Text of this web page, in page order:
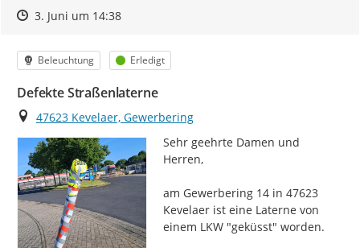
Zeitpunkt des Erstellens
Zeitpunkt des Erstellens
3. Juni um 14:38Zur Äußerung
Kategorie
Beleuchtung Status
Erledigt
Defekte Straßenlaterne
Ort
47623 Kevelaer, Gewerbering
Sehr geehrte Damen und
Herren,
am Gewerbering 14 in 47623
Kevelaer ist eine Laterne von
einem LKW "geküsst" worden.